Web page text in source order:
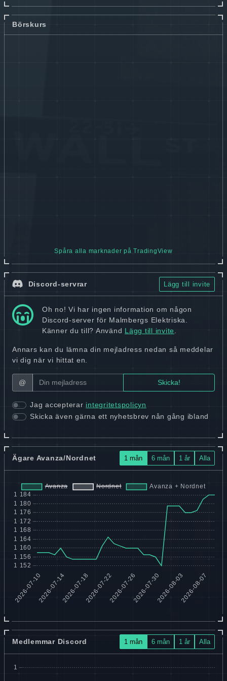
Börskurs
Spåra alla marknader på TradingView
Discord-servrar Lägg till invite
Oh no! Vi har ingen information om någon
Discord-server för Malmbergs Elektriska.
Känner du till? Använd Lägg till invite.
Annars kan du lämna din mejladress nedan så meddelar
vi dig när vi hittat en.
@
Jag accepterar integritetspolicyn
Skicka även gärna ett nyhetsbrev nån gång ibland
Ägare Avanza/Nordnet 1 mån 6 mån 1 år Alla
Medlemmar Discord 1 mån 6 mån 1 år Alla